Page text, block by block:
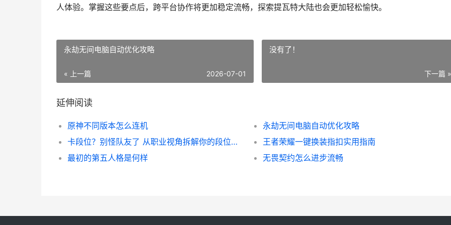
人体验。掌握这些要点后，跨平台协作将更加稳定流畅，探索提瓦特大陆也会更加轻松愉快。
永劫无间电脑自动优化攻略
« 上一篇 2026-07-01
没有了！
下一篇 »
延伸阅读
原神不同版本怎么连机
永劫无间电脑自动优化攻略
卡段位？别怪队友了 从职业视角拆解你的段位瓶颈
王者荣耀一键换装指扣实用指南
最初的第五人格是何样
无畏契约怎么进步流畅